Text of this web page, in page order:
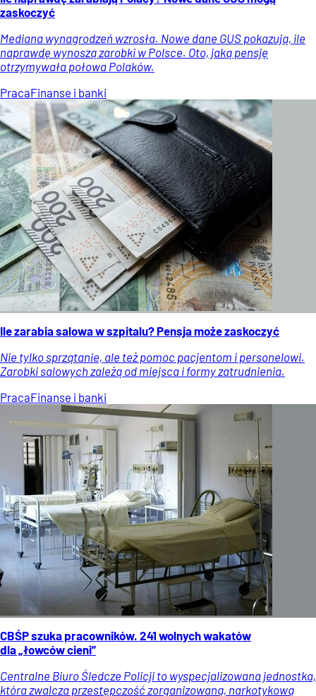
zaskoczyć
Mediana wynagrodzeń wzrosła. Nowe dane GUS pokazują, ile
naprawdę wynoszą zarobki w Polsce. Oto, jaką pensję
otrzymywała połowa Polaków.
PracaFinanse i banki
Ile zarabia salowa w szpitalu? Pensja może zaskoczyć
Nie tylko sprzątanie, ale też pomoc pacjentom i personelowi.
Zarobki salowych zależą od miejsca i formy zatrudnienia.
PracaFinanse i banki
CBŚP szuka pracowników. 241 wolnych wakatów
dla „łowców cieni”
Centralne Biuro Śledcze Policji to wyspecjalizowana jednostka,
która zwalcza przestępczość zorganizowaną, narkotykową